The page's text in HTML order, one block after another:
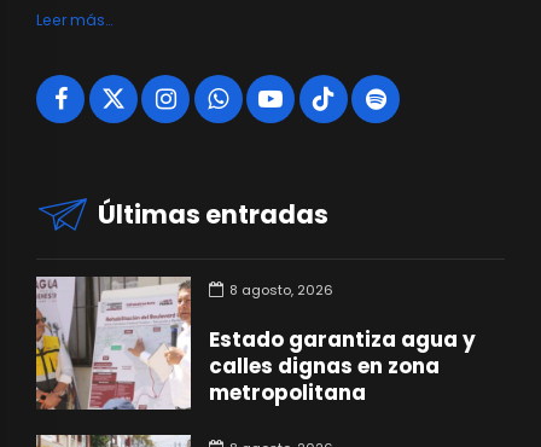
Leer más…
Últimas entradas
8 agosto, 2026
Estado garantiza agua y
calles dignas en zona
metropolitana